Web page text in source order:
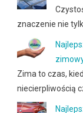
znaczenie nie
Zima to czas,
niecierpliwością